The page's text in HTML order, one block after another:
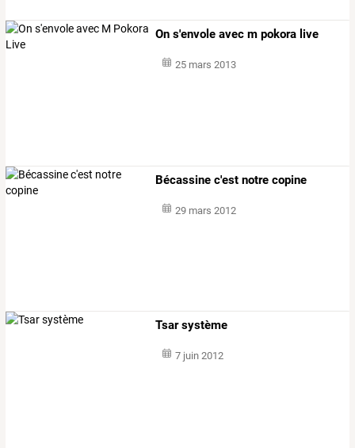
On s'envole avec m pokora live
25 mars 2013
Bécassine c'est notre copine
29 mars 2012
Tsar système
7 juin 2012